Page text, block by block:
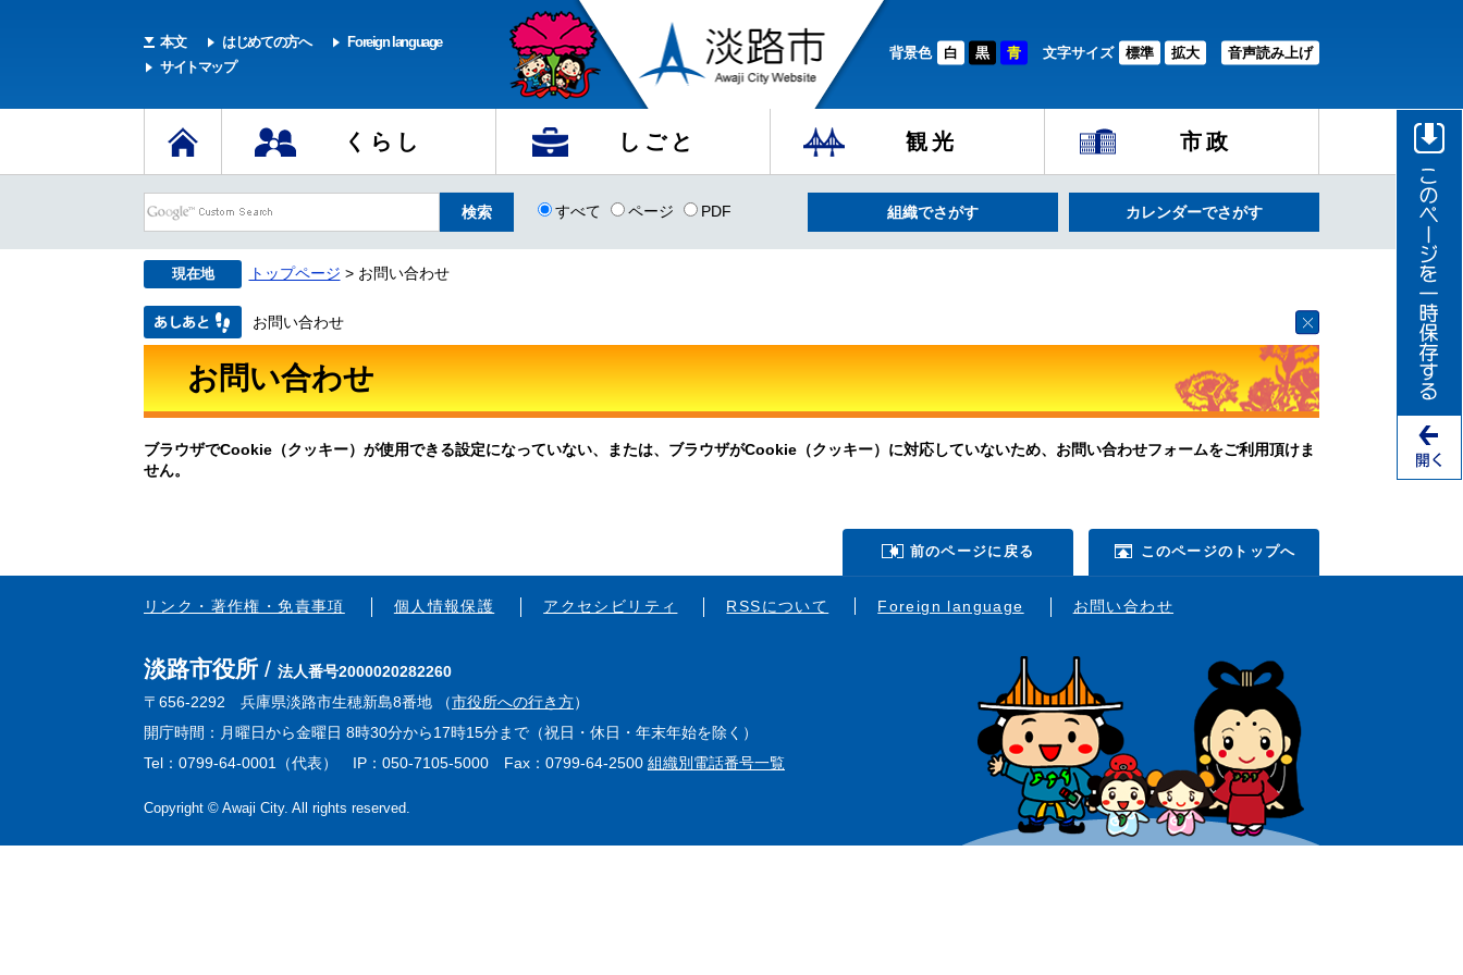
本文 はじめての方へ
Foreign language
サイトマップ
背景色 白 黒 青 文字サイズ 標準 拡大 音声読み上げ
くらし しごと 観光 市政
すべて ページ PDF 組織でさがす カレンダーでさがす
現在地 トップページ > お問い合わせ
お問い合わせ
お問い合わせ
ブラウザでCookie（クッキー）が使用できる設定になっていない、または、ブラウザがCookie（クッキー）に対応していないため、お問い合わせフォームをご利用頂けま
せん。
前のページに戻る このページのトップへ
リンク・著作権・免責事項 個人情報保護 アクセシビリティ RSSについて Foreign language お問い合わせ
淡路市役所
法人番号2000020282260
〒656-2292 兵庫県淡路市生穂新島8番地 （市役所への行き方）
開庁時間：月曜日から金曜日 8時30分から17時15分まで（祝日・休日・年末年始を除く）
Tel：0799-64-0001（代表） IP：050-7105-5000 Fax：0799-64-2500 組織別電話番号一覧
Copyright © Awaji City. All rights reserved.